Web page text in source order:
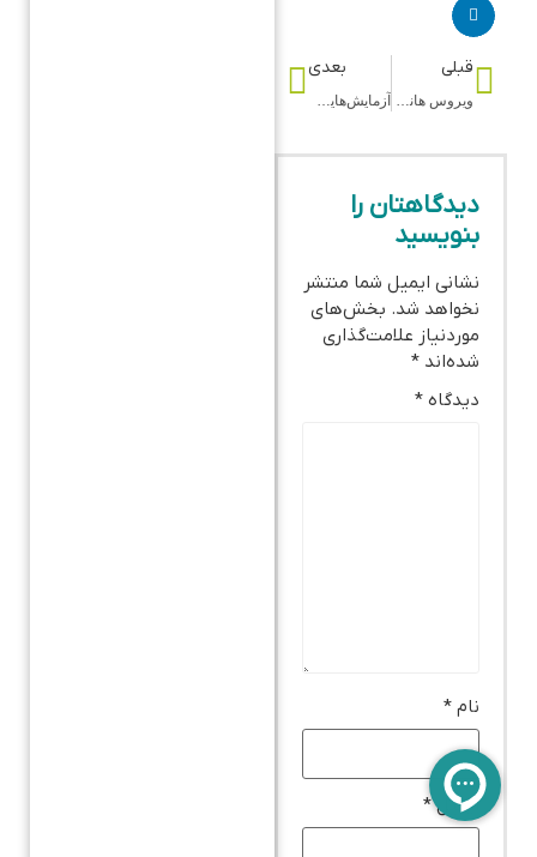
قبلی بعدی
دیدگاهتان را
بنویسید
نشانی ایمیل شما منتشر
نخواهد شد. بخش‌های
موردنیاز علامت‌گذاری
شده‌اند *
دیدگاه *
نام *
ایمیل*